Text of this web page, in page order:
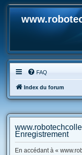
FAQ
Index du forum
Enregistrement
En accédant à «